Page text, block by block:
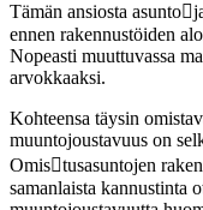
Tämän ansiosta
ennen rakennustöiden
Nopeasti muuttuvassa
arvokkaaksi.
Kohteensa täysin
muuntojoustavuus on
Omistusasuntojen
samanlaista kannustinta